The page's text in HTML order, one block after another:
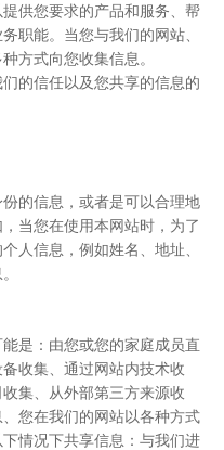
供您要求的产品和服务、帮
职能。当您与我们的网站、
方式向您收集信息。
的信任以及您共享的信息的
的信息，或者是可以合理地
当您在使用本网站时，为了
人信息，例如姓名、地址、
是：由您或您的家庭成员直
收集、通过网站内技术收
集、从外部第三方来源收
您在我们的网站以各种方式
情况下共享信息：与我们进